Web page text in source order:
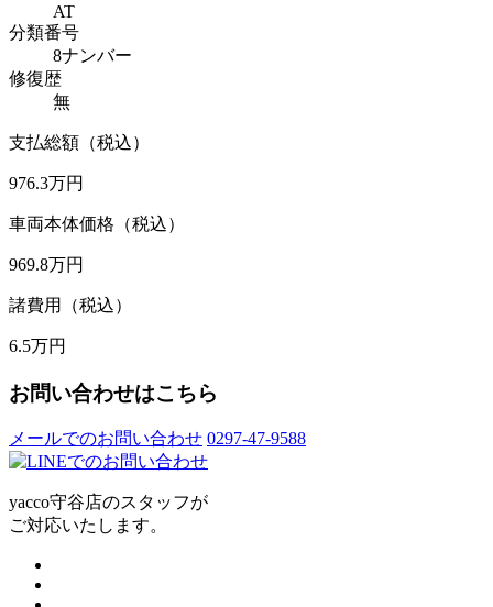
AT
分類番号
8ナンバー
修復歴
無
支払総額（税込）
976.3万円
車両本体価格（税込）
969.8万円
諸費用（税込）
6.5万円
お問い合わせはこちら
メールでのお問い合わせ 0297-47-9588
yacco守谷店のスタッフが
ご対応いたします。